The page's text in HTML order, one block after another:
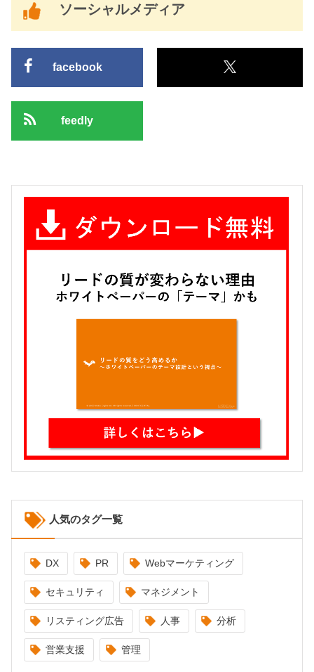
ソーシャルメディア
facebook
feedly
人気のタグ一覧
DX PR Webマーケティング
セキュリティ マネジメント
リスティング広告 人事 分析
営業支援 管理